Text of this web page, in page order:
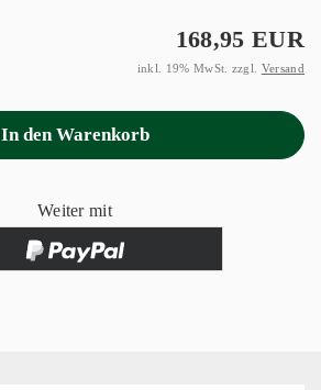
168,95 EUR
inkl. 19% MwSt. zzgl. Versand
In den Warenkorb
Weiter mit